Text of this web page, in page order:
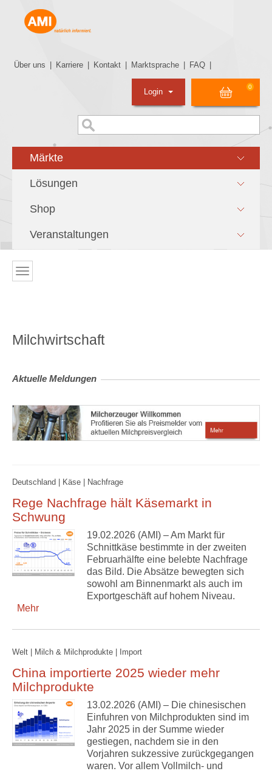
Über uns Karriere Kontakt Marktsprache FAQ
0
Login
Märkte
Lösungen
Shop
Veranstaltungen
Milchwirtschaft
Aktuelle Meldungen
Deutschland | Käse | Nachfrage
Rege Nachfrage hält Käsemarkt in
Schwung
19.02.2026 (AMI) – Am Markt für
Schnittkäse bestimmte in der zweiten
Februarhälfte eine belebte Nachfrage
das Bild. Die Absätze bewegten sich
sowohl am Binnenmarkt als auch im
Exportgeschäft auf hohem Niveau.
Mehr
Welt | Milch & Milchprodukte | Import
China importierte 2025 wieder mehr
Milchprodukte
13.02.2026 (AMI) – Die chinesischen
Einfuhren von Milchprodukten sind im
Jahr 2025 in der Summe wieder
gestiegen, nachdem sie in den
Vorjahren sukzessive zurückgegangen
waren. Vor allem Vollmilch- und